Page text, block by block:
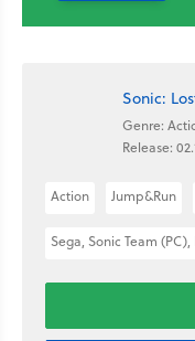
Sonic:
Genre:
Release:
Action Jump&Run
Sega, Sonic Team